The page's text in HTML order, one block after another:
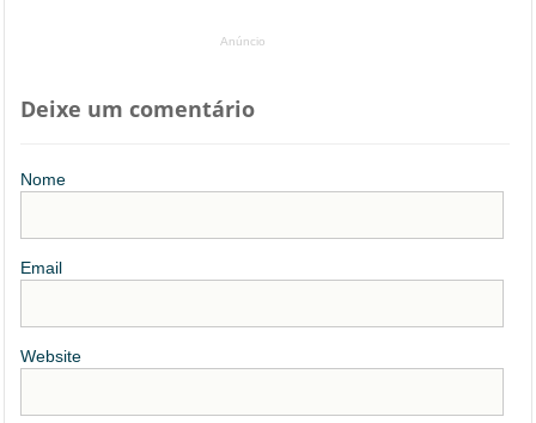
Anúncio
Deixe um comentário
Nome
Email
Website